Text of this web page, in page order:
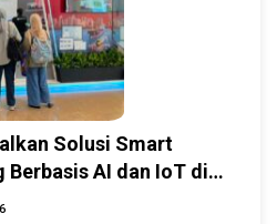
Solusi Smart
AI dan IoT di